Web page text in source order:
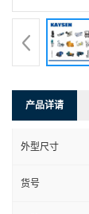
产品详请
外型尺寸
货号